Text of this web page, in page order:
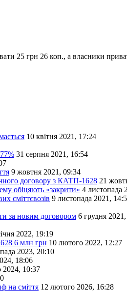
25 грн 26 коп., а власники
10 квітня 2021, 17:24
31 серпня 2021, 16:54
9 жовтня 2021, 09:34
договору з КАТП-1628 21
обіцяють «закрити» 4 листопада
сміттєвозів 9 листопада 2021,
за новим договором 6 грудня
2022, 19:19
6 млн грн 10 лютого 2022, 12:27
2023, 20:10
18:06
2024, 10:37
на сміття 12 лютого 2026, 16:28